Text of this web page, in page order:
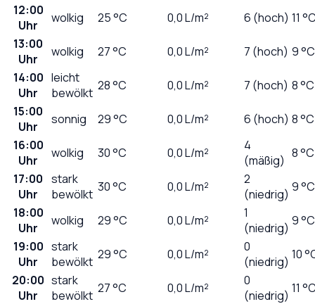
12:00
Uhr
wolkig 25°C 0,0L/m² 6 (hoch) 11
13:00
Uhr
wolkig 27°C 0,0L/m² 7 (hoch) 9 °C
14:00
Uhr
leicht
bewölkt 28°C 0,0L/m² 7 (hoch) 8 °C
15:00
Uhr
sonnig 29°C 0,0L/m² 6 (hoch) 8 °C
16:00
Uhr
wolkig 30°C 0,0L/m²
4
(mäßig) 8 °C
17:00
Uhr
stark
bewölkt 30°C 0,0L/m²
2
(niedrig) 9 °C
18:00
Uhr
wolkig 29°C 0,0L/m²
1
(niedrig) 9 °C
19:00
Uhr
stark
bewölkt 29°C 0,0L/m²
0
(niedrig) 10
20:00
Uhr
stark
bewölkt 27°C 0,0L/m²
0
(niedrig) 11